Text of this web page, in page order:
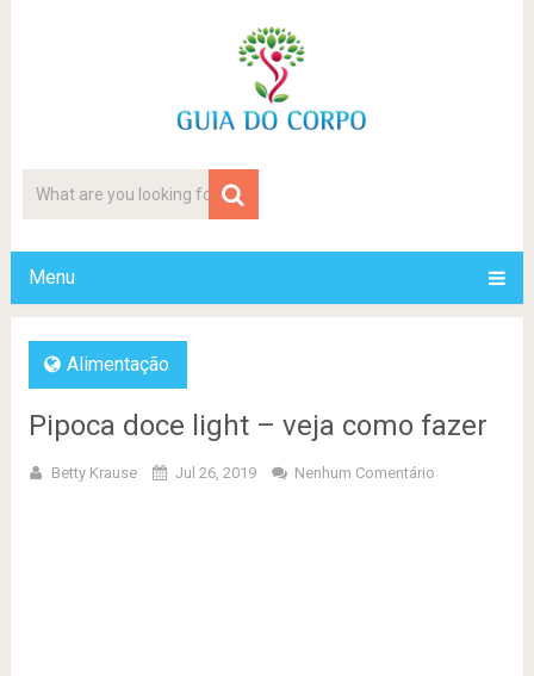
Menu
Alimentação
Pipoca doce light – veja como fazer
Betty Krause Jul 26, 2019 Nenhum Comentário